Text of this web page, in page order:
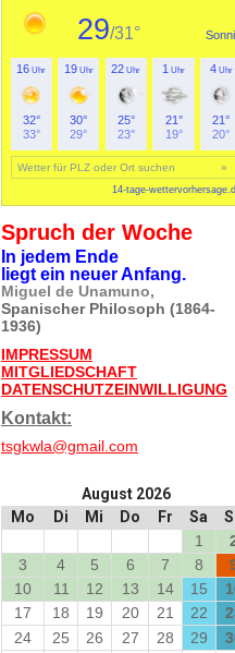
Spruch der Woche
In jedem Ende
liegt ein neuer Anfang.
Miguel de Unamuno,
Spanischer Philosoph (1864-
1936)
IMPRESSUM
MITGLIEDSCHAFT
DATENSCHUTZEINWILLIGUNG
Kontakt:
tsgkwla@gmail.com
August 2026
Mo
Di Mi Do Fr Sa
1
3
4 5 6 7 8
10
11 12 13 14 15
17
18 19 20 21 22
24
25 26 27 28 29